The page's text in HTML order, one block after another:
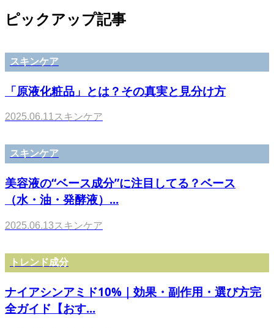
ピックアップ記事
スキンケア
「原液化粧品」とは？その真実と見分け方
2025.06.11 スキンケア
スキンケア
美容液の“ベース成分”に注目してる？ベース
（水・油・発酵液）...
2025.06.13スキンケア
トレンド成分
ナイアシンアミド10%｜効果・副作用・選び方完
全ガイド【おす...